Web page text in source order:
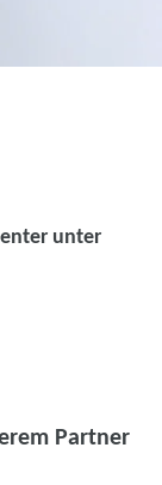
Partner
unter